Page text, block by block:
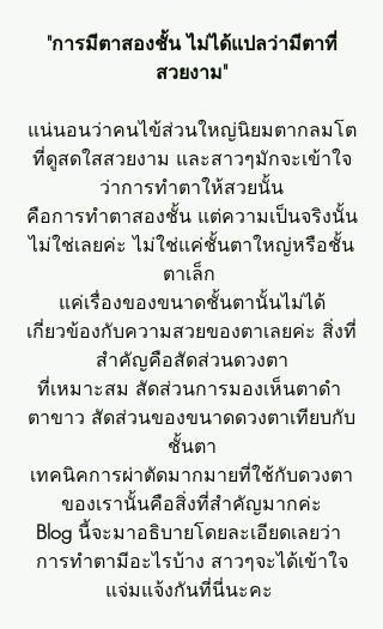
"การมีตาสองชั้น ไม่ได้แปลว่ามีตาที่
สวยงาม"
แน่นอนว่าคนไข้ส่วนใหญ่นิยมตากลมโต
ที่ดูสดใสสวยงาม และสาวๆมักจะเข้าใจ
ว่าการทำตาให้สวยนั้น
คือการทำตาสองชั้น แต่ความเป็นจริงนั้น
ไม่ใช่เลยค่ะ ไม่ใช่แค่ชั้นตาใหญ่หรือชั้น
ตาเล็ก
แค่เรื่องของขนาดชั้นตานั้นไม่ได้
เกี่ยวข้องกับความสวยของตาเลยค่ะ สิ่งที่
สำคัญคือสัดส่วนดวงตา
ที่เหมาะสม สัดส่วนการมองเห็นตาดำ
ตาขาว สัดส่วนของขนาดดวงตาเทียบกับ
ชั้นตา
เทคนิคการผ่าตัดมากมายที่ใช้กับดวงตา
ของเรานั้นคือสิ่งที่สำคัญมากค่ะ
Blog นี้จะมาอธิบายโดยละเอียดเลยว่า
การทำตามีอะไรบ้าง สาวๆจะได้เข้าใจ
แจ่มแจ้งกันที่นี่นะคะ